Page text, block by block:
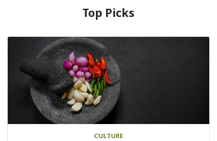
Top Picks
CULTURE